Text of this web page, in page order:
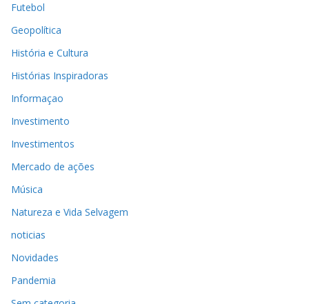
Futebol
Geopolítica
História e Cultura
Histórias Inspiradoras
Informaçao
Investimento
Investimentos
Mercado de ações
Música
Natureza e Vida Selvagem
noticias
Novidades
Pandemia